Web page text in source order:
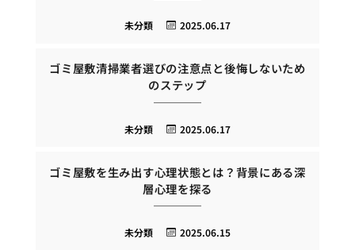
2025.06.17
未分類
ゴミ屋敷清掃業者選びの注意点と後悔しないため
のステップ
2025.06.17
未分類
ゴミ屋敷を生み出す心理状態とは？背景にある深
層心理を探る
2025.06.15
未分類